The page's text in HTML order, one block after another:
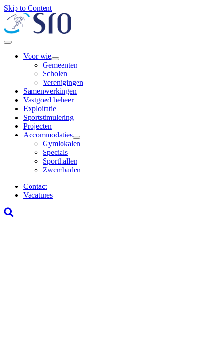
Skip to Content
Voor wie
Gemeenten
Scholen
Verenigingen
Samenwerkingen
Vastgoed beheer
Exploitatie
Sportstimulering
Projecten
Accommodaties
Gymlokalen
Specials
Sporthallen
Zwembaden
Contact
Vacatures